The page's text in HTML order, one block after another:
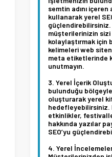
semtin adını
kullanarak yerel
müşterilerinizin sizi
kolaylaştırmak için
kelimeleri web
meta etiketlerinde
unutmayın.
Yerel İçerik
bulunduğu
oluşturarak yerel
hedefleyebilirsiniz.
etkinlikler,
hakkında yazılar
SEO’yu
Yerel